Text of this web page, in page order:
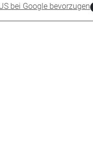
bei Google bevorzugen